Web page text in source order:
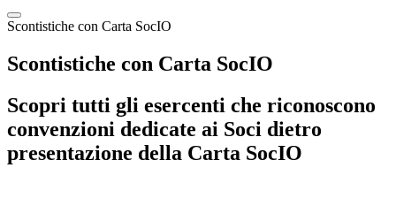
Scontistiche con Carta SocIO
Scontistiche con Carta SocIO
Scopri tutti gli esercenti che riconoscono
convenzioni dedicate ai Soci dietro
presentazione della Carta SocIO